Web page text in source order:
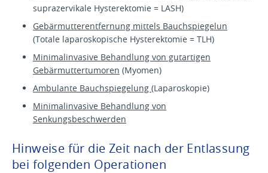
suprazervikale Hysterektomie = LASH)
Gebärmutterentfernung mittels Bauchspiegelun
(Totale laparoskopische Hysterektomie = TLH)
Minimalinvasive Behandlung von gutartigen
Gebärmuttertumoren (Myomen)
Ambulante Bauchspiegelung (Laparoskopie)
Minimalinvasive Behandlung von
Senkungsbeschwerden
Hinweise für die Zeit nach der Entlassung
bei folgenden Operationen